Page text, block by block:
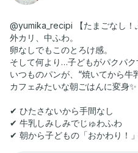
@yumika_recipi 【たまごなし！
外カリ、中ふわ。
卵なしでもこのとろけ感。
そして何より…子どもがパクパク
いつものパンが、“焼いてから牛
カフェみたいな朝ごはんに変身✨
✔ ひたさないから手間なし
✔ 牛乳しみしみでじゅわふわ
✔ 朝から子どもの「おかわり！